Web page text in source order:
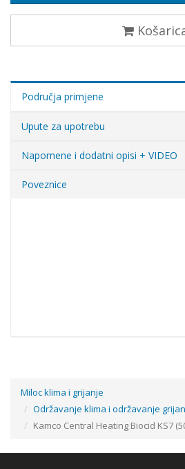
Područja primjene
Upute za upotrebu
Napomene i dodatni opisi + VIDEO
Poveznice
Miloc klima i grijanje
Održavanje klima i održavanje
Kamco Central Heating Biocid KS7